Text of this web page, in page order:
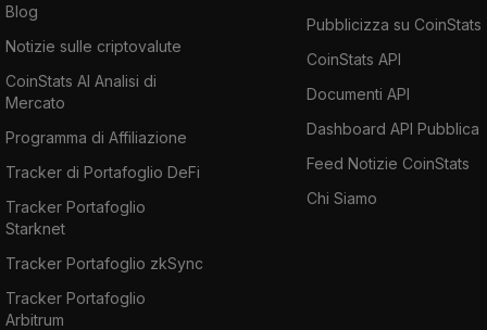
Blog
Notizie sulle criptovalute
CoinStats AI Analisi di
Mercato
Programma di Affiliazione
Tracker di Portafoglio DeFi
Tracker Portafoglio
Starknet
Tracker Portafoglio zkSync
Tracker Portafoglio
Arbitrum
Pubblicizza su CoinStats
CoinStats API
Documenti API
Dashboard API Pubblica
Feed Notizie CoinStats
Chi Siamo